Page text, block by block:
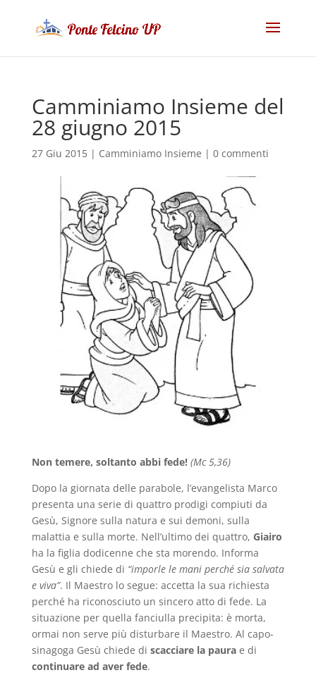
Camminiamo Insieme del
28 giugno 2015
27 Giu 2015| Camminiamo Insieme | 0 commenti
Non temere, soltanto abbi fede! (Mc 5,36)
Dopo la giornata delle parabole, l’evangelista Marco
presenta una serie di quattro prodigi compiuti da
Gesù, Signore sulla natura e sui demoni, sulla
malattia e sulla morte. Nell’ultimo dei quattro, Giairo
ha la figlia dodicenne che sta morendo. Informa
Gesù e gli chiede di “imporle le mani perché sia salvata
e viva”. Il Maestro lo segue: accetta la sua richiesta
perché ha riconosciuto un sincero atto di fede. La
situazione per quella fanciulla precipita: è morta,
ormai non serve più disturbare il Maestro. Al capo-
sinagoga Gesù chiede di scacciare la paurae di
continuare ad aver fede.